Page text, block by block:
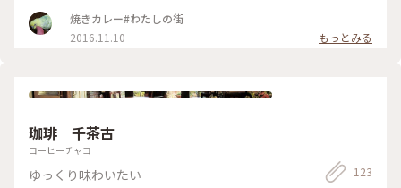
焼きカレー#わたしの街
2016.11.10
もっとみる
珈琲 千茶古
コーヒーチャコ
ゆっくり味わいたい 123